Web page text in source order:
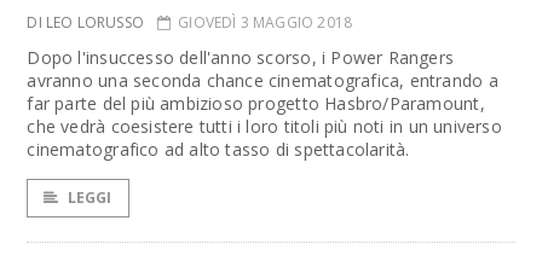
DI LEO LORUSSO GIOVEDÌ 3 MAGGIO 2018
Dopo l'insuccesso dell'anno scorso, i Power Rangers
avranno una seconda chance cinematografica, entrando a
far parte del più ambizioso progetto Hasbro/Paramount,
che vedrà coesistere tutti i loro titoli più noti in un universo
cinematografico ad alto tasso di spettacolarità.
LEGGI